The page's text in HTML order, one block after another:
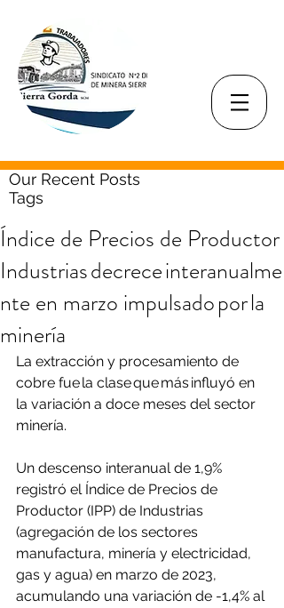
Our Recent Posts
Tags
Índice de Precios de Productor
Industrias decrece interanualme
nte en marzo impulsado por la
minería
La extracción y procesamiento de
cobre fue la clase que más influyó en
la variación a doce meses del sector
minería.
Un descenso interanual de 1,9%
registró el Índice de Precios de
Productor (IPP) de Industrias
(agregación de los sectores
manufactura, minería y electricidad,
gas y agua) en marzo de 2023,
acumulando una variación de -1,4% al